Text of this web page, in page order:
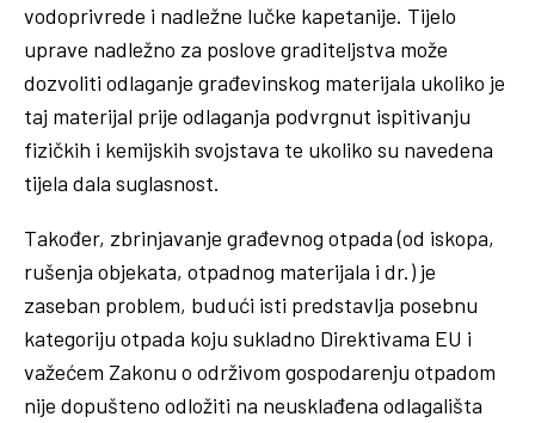
vodoprivrede i nadležne lučke kapetanije. Tijelo
uprave nadležno za poslove graditeljstva može
dozvoliti odlaganje građevinskog materijala ukoliko je
taj materijal prije odlaganja podvrgnut ispitivanju
fizičkih i kemijskih svojstava te ukoliko su navedena
tijela dala suglasnost.
Također, zbrinjavanje građevnog otpada (od iskopa,
rušenja objekata, otpadnog materijala i dr.) je
zaseban problem, budući isti predstavlja posebnu
kategoriju otpada koju sukladno Direktivama EU i
važećem Zakonu o održivom gospodarenju otpadom
nije dopušteno odložiti na neusklađena odlagališta